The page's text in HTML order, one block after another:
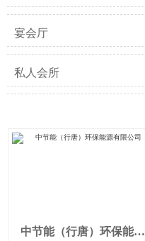
宴会厅
私人会所
中节能（行唐）环保能源